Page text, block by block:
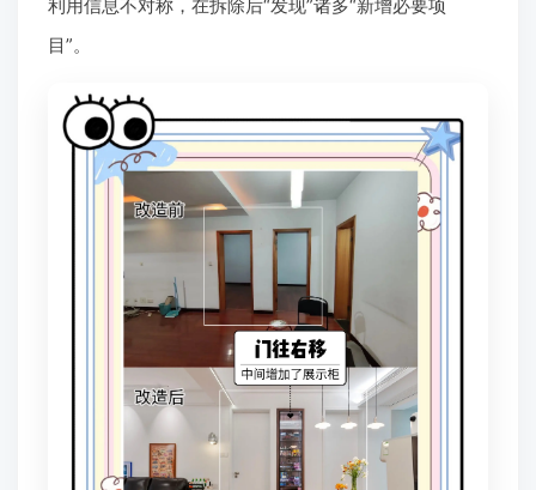
利用信息不对称，在拆除后“发现”诸多“新增必要项
目”。